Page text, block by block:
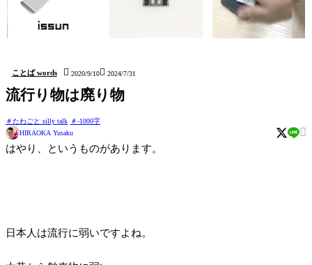
ことば words  2020/9/10 2024/7/31
流行り物は廃り物
たわごと silly talk
-1000字
HIRAOKA Yusaku

はやり、というものがあります。
日本人は流行に弱いですよね。